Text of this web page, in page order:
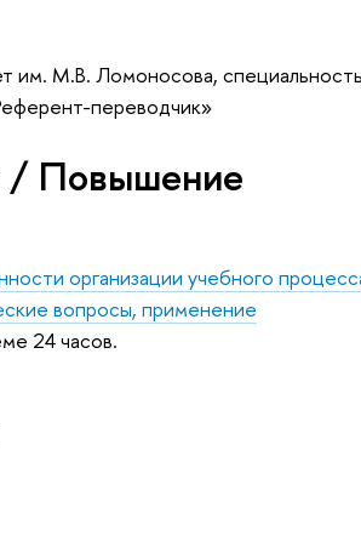
им. М.В. Ломоносова, специальность
переводчик»
/ Повышение
организации учебного
вопросы, применение
24 часов.